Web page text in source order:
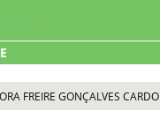
FREIRE GONÇALVES CARDO